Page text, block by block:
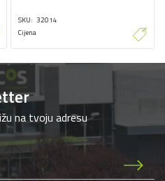
SKU 32014
Cijena
na tvoju adresu